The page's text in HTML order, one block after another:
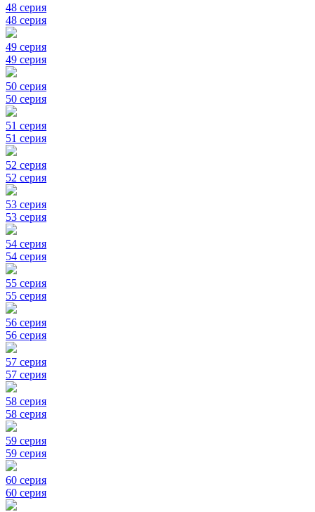
48 серия
48 серия
49 серия
49 серия
50 серия
50 серия
51 серия
51 серия
52 серия
52 серия
53 серия
53 серия
54 серия
54 серия
55 серия
55 серия
56 серия
56 серия
57 серия
57 серия
58 серия
58 серия
59 серия
59 серия
60 серия
60 серия